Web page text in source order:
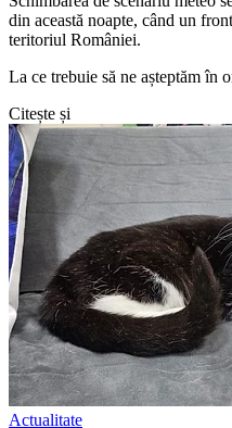
din această noapte, când un
teritoriul României.
La ce trebuie să ne așteptăm în
Citește și
Actualitate